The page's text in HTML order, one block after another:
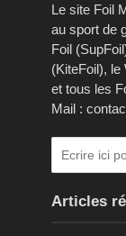
Le site Foil
au sport de
Foil
(KiteFoil), le
et tous les
Mail :
Articles